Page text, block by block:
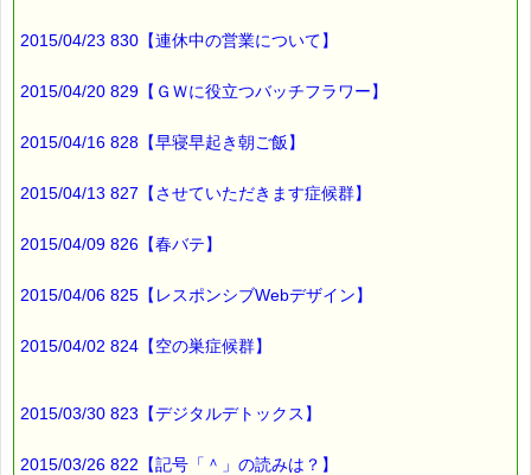
2015/04/23 830【連休中の営業について】
2015/04/20 829【ＧＷに役立つバッチフラワー】
2015/04/16 828【早寝早起き朝ご飯】
2015/04/13 827【させていただきます症候群】
2015/04/09 826【春バテ】
2015/04/06 825【レスポンシブWebデザイン】
2015/04/02 824【空の巣症候群】
2015/03/30 823【デジタルデトックス】
2015/03/26 822【記号「＾」の読みは？】